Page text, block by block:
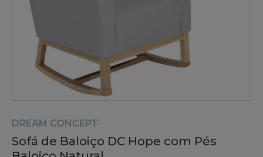
DREAM CONCEPT
Sofá de Baloiço DC Hope com Pés